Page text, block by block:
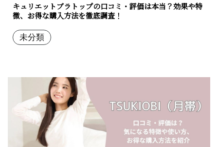
キュリエットブラトップの口コミ・評価は本当？効果や特
徴、お得な購入方法を徹底調査！
未分類